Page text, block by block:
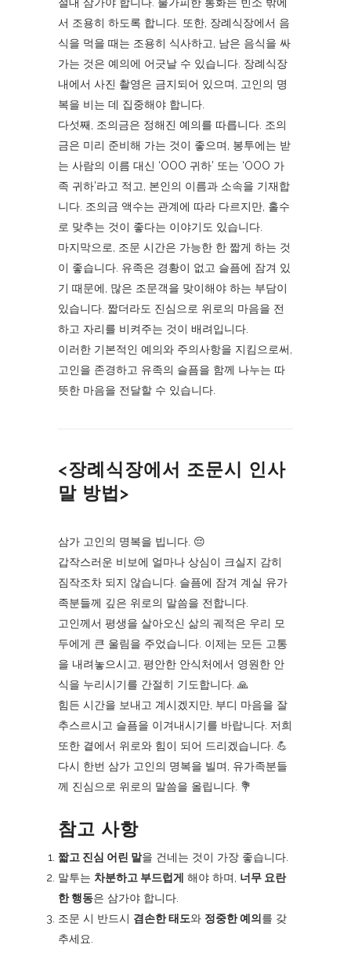
서 조용히 하도록 합니다. 또한, 장례식장에서 음
식을 먹을 때는 조용히 식사하고, 남은 음식을 싸
가는 것은 예의에 어긋날 수 있습니다. 장례식장
내에서 사진 촬영은 금지되어 있으며, 고인의 명
복을 비는 데 집중해야 합니다.
다섯째, 조의금은 정해진 예의를 따릅니다. 조의
금은 미리 준비해 가는 것이 좋으며, 봉투에는 받
는 사람의 이름 대신 ‘OOO 귀하’ 또는 ‘OOO 가
족 귀하’라고 적고, 본인의 이름과 소속을 기재합
니다. 조의금 액수는 관계에 따라 다르지만, 홀수
로 맞추는 것이 좋다는 이야기도 있습니다.
마지막으로, 조문 시간은 가능한 한 짧게 하는 것
이 좋습니다. 유족은 경황이 없고 슬픔에 잠겨 있
기 때문에, 많은 조문객을 맞이해야 하는 부담이
있습니다. 짧더라도 진심으로 위로의 마음을 전
하고 자리를 비켜주는 것이 배려입니다.
이러한 기본적인 예의와 주의사항을 지킴으로써,
고인을 존경하고 유족의 슬픔을 함께 나누는 따
뜻한 마음을 전달할 수 있습니다.
<장례식장에서 조문시 인사
말 방법>
삼가 고인의 명복을 빕니다. 😔
갑작스러운 비보에 얼마나 상심이 크실지 감히
짐작조차 되지 않습니다. 슬픔에 잠겨 계실 유가
족분들께 깊은 위로의 말씀을 전합니다.
고인께서 평생을 살아오신 삶의 궤적은 우리 모
두에게 큰 울림을 주었습니다. 이제는 모든 고통
을 내려놓으시고, 평안한 안식처에서 영원한 안
식을 누리시기를 간절히 기도합니다. 🙏
힘든 시간을 보내고 계시겠지만, 부디 마음을 잘
추스르시고 슬픔을 이겨내시기를 바랍니다. 저희
또한 곁에서 위로와 힘이 되어 드리겠습니다. 💪
다시 한번 삼가 고인의 명복을 빌며, 유가족분들
께 진심으로 위로의 말씀을 올립니다. 💐
참고 사항
짧고 진심 어린 말을 건네는 것이 가장 좋습니다.
말투는 차분하고 부드럽게 해야 하며, 너무 요란
한 행동은 삼가야 합니다.
조문 시 반드시 겸손한 태도와 정중한 예의 를 갖
추세요.